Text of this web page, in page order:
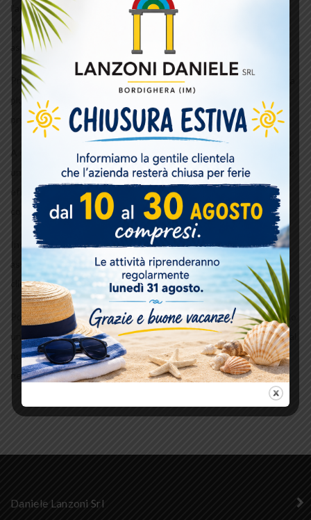
l’accoglienza nei nostri punti vendita dove troverete personale
qualificato in grado di consigliare al meglio i prodotti e progettare
assieme i vostri sogni.
Prima dell’esecuzione del lavoro, un nostro tecnico con esperienza
pluridecennale vi farà visita per definire i dettagli sui progetti
precedentemente sviluppati .
A completamento del servizio, la nostra ditta mette a disposizione
un equipe di posatori specializzati che al temine dei lavori
effettuerà il collaudo finale per assicurarsi che tutto funzioni
correttamente.
Inoltre rimaniamo sempre a disposizione per un’eventuale
assistenza post-vendita per la massima soddisfazione dei nostri
clienti.
Potete contattarci compilando il modulo sul nostro sito, o inviando
una mail ainfo@danielelanzoni.como un messaggio su whatsapp al
numero 0039 0184295231 o chiamando i numeri che troverete
nell’area contatti.
Daniele Lanzoni Srl